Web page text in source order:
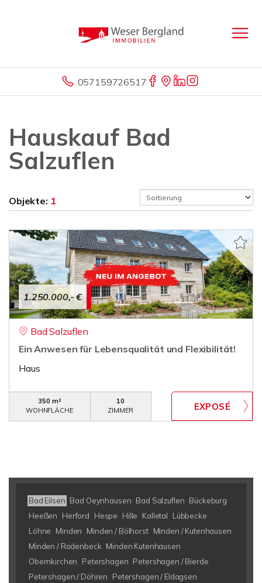
057159726517
Hauskauf Bad
Salzuflen
Objekte: 1
1.250.000,- €
Bad Salzuflen
Ein Anwesen für Lebensqualität und Flexibilität!
Haus
350 m²
WOHNFLÄCHE
10
ZIMMER
Bad Eilsen Bad Oeynhausen Bad Salzuflen Bückeburg
Heeßen
Herford Hespe Hille Kalletal
Lübbecke
Löhne
Minden Minden / Bölhorst Minden / Kutenhausen
Minden / Rodenbeck Minden Kutenhausen
Obernkirchen
Petershagen Petershagen / Bierde
Petershagen / Döhren
Petershagen / Eldagsen